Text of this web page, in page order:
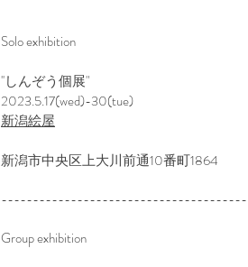
Solo exhibition
''しんぞう個展"
2023.5.17(wed)-30(tue)
新潟絵屋
新潟市中央区上大川前通10番町1864
Group exhibition